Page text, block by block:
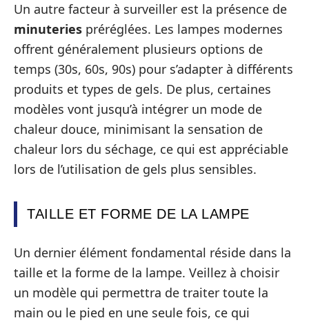
Un autre facteur à surveiller est la présence de
minuteries préréglées. Les lampes modernes
offrent généralement plusieurs options de
temps (30s, 60s, 90s) pour s’adapter à différents
produits et types de gels. De plus, certaines
modèles vont jusqu’à intégrer un mode de
chaleur douce, minimisant la sensation de
chaleur lors du séchage, ce qui est appréciable
lors de l’utilisation de gels plus sensibles.
TAILLE ET FORME DE LA LAMPE
Un dernier élément fondamental réside dans la
taille et la forme de la lampe. Veillez à choisir
un modèle qui permettra de traiter toute la
main ou le pied en une seule fois, ce qui